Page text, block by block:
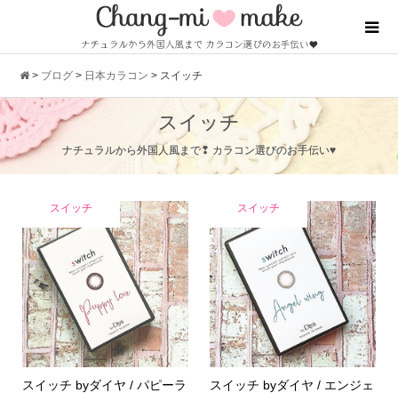
> ブログ > 日本カラコン > スイッチ
スイッチ
ナチュラルから外国人風まで❢ カラコン選びのお手伝い♥
スイッチ
スイッチ byダイヤ / パピーラ
スイッチ
スイッチ byダイヤ / エンジェ